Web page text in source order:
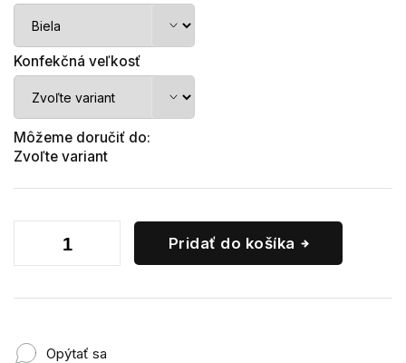
Konfekčná veľkosť
Môžeme doručiť do:
Zvoľte variant
Pridať do košíka
Opýtať sa